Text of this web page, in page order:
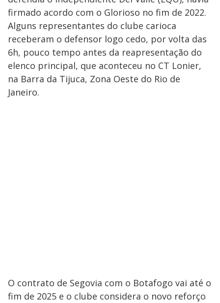
firmado acordo com o Glorioso no fim de 2022.
Alguns representantes do clube carioca
receberam o defensor logo cedo, por volta das
6h, pouco tempo antes da reapresentação do
elenco principal, que aconteceu no CT Lonier,
na Barra da Tijuca, Zona Oeste do Rio de
Janeiro.
O contrato de Segovia com o Botafogo vai até o
fim de 2025 e o clube considera o novo reforço